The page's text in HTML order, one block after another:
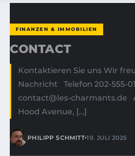
FINANZEN & IMMOBILIEN
CONTACT
Kontaktieren Sie uns Wir
Nachricht Telefon 202-555-
contact@les-charmants.de
Hood Avenue, […]
PHILIPP SCHMITT•19. JULI 2025